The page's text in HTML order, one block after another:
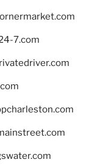
7.com